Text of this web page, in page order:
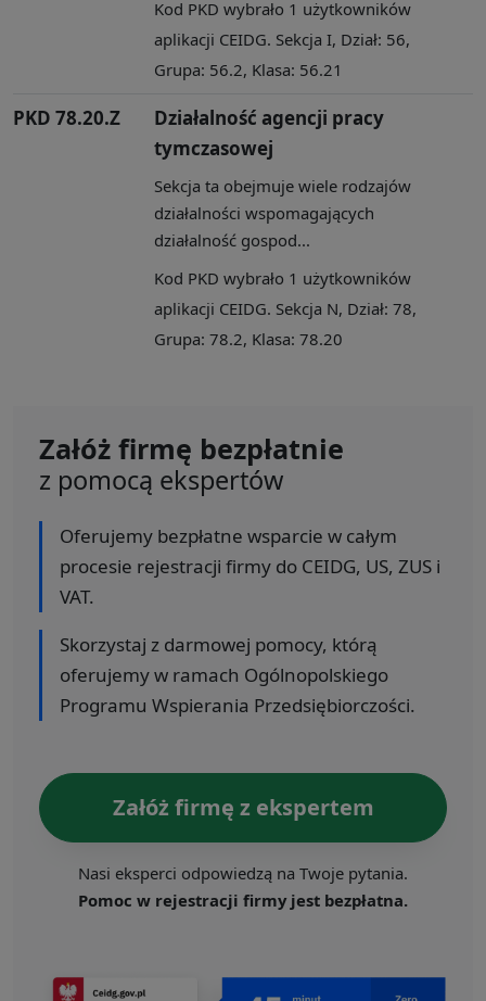
Kod PKD wybrało 1 użytkowników
aplikacji CEIDG. Sekcja I, Dział: 56,
Grupa: 56.2, Klasa: 56.21
PKD 78.20.Z
Działalność agencji pracy
tymczasowej
Sekcja ta obejmuje wiele rodzajów
działalności wspomagających
działalność gospod...
Kod PKD wybrało 1 użytkowników
aplikacji CEIDG. Sekcja N, Dział: 78,
Grupa: 78.2, Klasa: 78.20
Załóż firmę bezpłatnie
z pomocą ekspertów
Oferujemy bezpłatne wsparcie w całym
procesie rejestracji firmy do CEIDG, US, ZUS i
VAT.
Skorzystaj z darmowej pomocy, którą
oferujemy w ramach Ogólnopolskiego
Programu Wspierania Przedsiębiorczości.
Załóż firmę z ekspertem
Nasi eksperci odpowiedzą na Twoje pytania.
Pomoc w rejestracji firmy jest bezpłatna.